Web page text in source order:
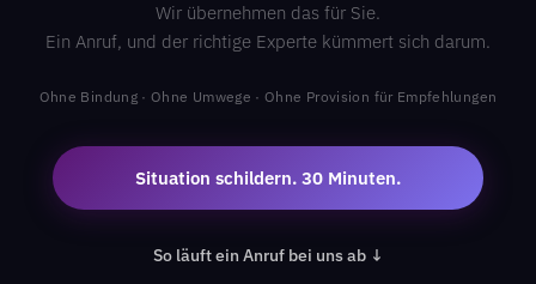
Wir übernehmen das für Sie.
Ein Anruf, und der richtige Experte kümmert sich darum.
Ohne Bindung · Ohne Umwege · Ohne Provision für Empfehlungen
Situation schildern. 30 Minuten.
So läuft ein Anruf bei uns ab ↓